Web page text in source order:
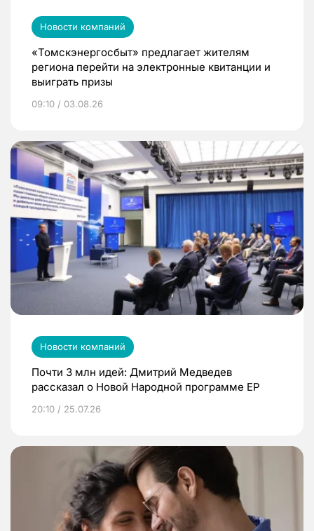
Новости компаний
«Томскэнергосбыт» предлагает жителям
региона перейти на электронные квитанции и
выиграть призы
09:10 / 03.08.26
Новости компаний
Почти 3 млн идей: Дмитрий Медведев
рассказал о Новой Народной программе ЕР
20:10 / 25.07.26